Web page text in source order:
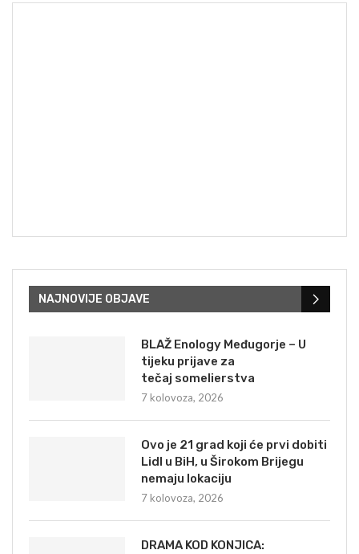
NAJNOVIJE OBJAVE
BLAŽ Enology Međugorje – U
tijeku prijave za
tečaj somelierstva
7 kolovoza, 2026
Ovo je 21 grad koji će prvi dobiti
Lidl u BiH, u Širokom Brijegu
nemaju lokaciju
7 kolovoza, 2026
DRAMA KOD KONJICA: